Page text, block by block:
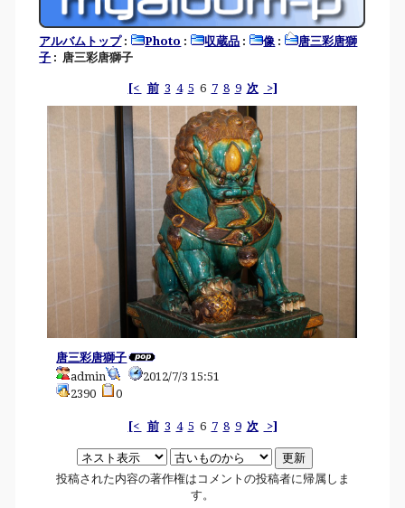
アルバムトップ: Photo : 収蔵品 : 像 :
唐三彩唐獅
子 : 唐三彩唐獅子
[< 前 3 4 5 6 7 8 9 次 >]
唐三彩唐獅子
admin
2012/7/3 15:51
2390
0
[< 前 3 4 5 6 7 8 9 次 >]
投稿された内容の著作権はコメントの投稿者に帰属しま
す。